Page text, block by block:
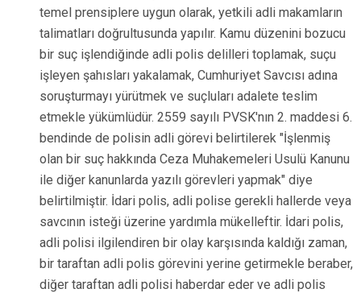
temel prensiplere uygun olarak, yetkili adli makamların
talimatları doğrultusunda yapılır. Kamu düzenini bozucu
bir suç işlendiğinde adli polis delilleri toplamak, suçu
işleyen şahısları yakalamak, Cumhuriyet Savcısı adına
soruşturmayı yürütmek ve suçluları adalete teslim
etmekle yükümlüdür. 2559 sayılı PVSK'nın 2. maddesi 6.
bendinde de polisin adli görevi belirtilerek "İşlenmiş
olan bir suç hakkında Ceza Muhakemeleri Usulü Kanunu
ile diğer kanunlarda yazılı görevleri yapmak" diye
belirtilmiştir. İdari polis, adli polise gerekli hallerde veya
savcının isteği üzerine yardımla mükelleftir. İdari polis,
adli polisi ilgilendiren bir olay karşısında kaldığı zaman,
bir taraftan adli polis görevini yerine getirmekle beraber,
diğer taraftan adli polisi haberdar eder ve adli polis